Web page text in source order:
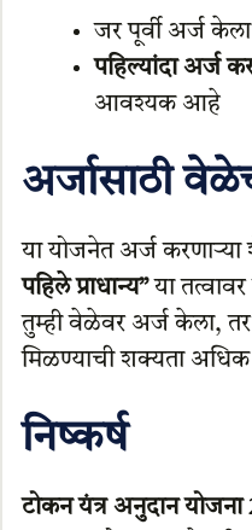
जर पूर्वी अर्ज
पहिल्यांदा अर्ज
आवश्यक आहे
अर्जासाठी
या योजनेत अर्ज करणाऱ्या
पहिले प्राधान्य”या
तुम्ही वेळेवर अर्ज केला, तर
मिळण्याची शक्यता
निष्कर्ष
टोकन यंत्र अनुदान योजना